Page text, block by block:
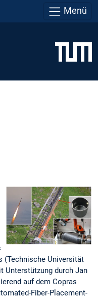
Menü
(Technische Universität
Unterstützung durch Jan
auf dem Copras
Fiber-Placement-